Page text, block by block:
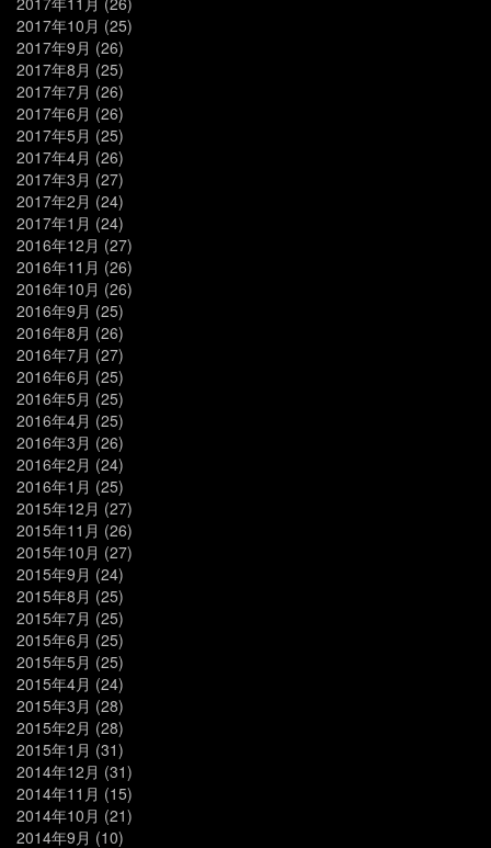
2017年10月 (25)
2017年9月 (26)
2017年8月 (25)
2017年7月 (26)
2017年6月 (26)
2017年5月 (25)
2017年4月 (26)
2017年3月 (27)
2017年2月 (24)
2017年1月 (24)
2016年12月 (27)
2016年11月 (26)
2016年10月 (26)
2016年9月 (25)
2016年8月 (26)
2016年7月 (27)
2016年6月 (25)
2016年5月 (25)
2016年4月 (25)
2016年3月 (26)
2016年2月 (24)
2016年1月 (25)
2015年12月 (27)
2015年11月 (26)
2015年10月 (27)
2015年9月 (24)
2015年8月 (25)
2015年7月 (25)
2015年6月 (25)
2015年5月 (25)
2015年4月 (24)
2015年3月 (28)
2015年2月 (28)
2015年1月 (31)
2014年12月 (31)
2014年11月 (15)
2014年10月 (21)
2014年9月 (10)